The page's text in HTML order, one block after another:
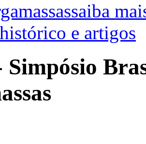
saiba
histórico e artigos
Simpósio